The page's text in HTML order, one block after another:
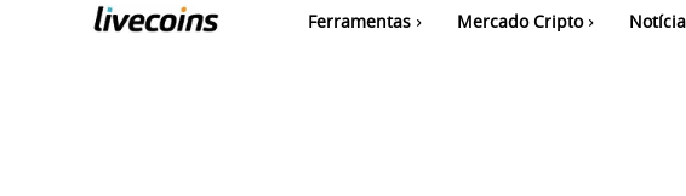
Ferramentas Mercado Cripto